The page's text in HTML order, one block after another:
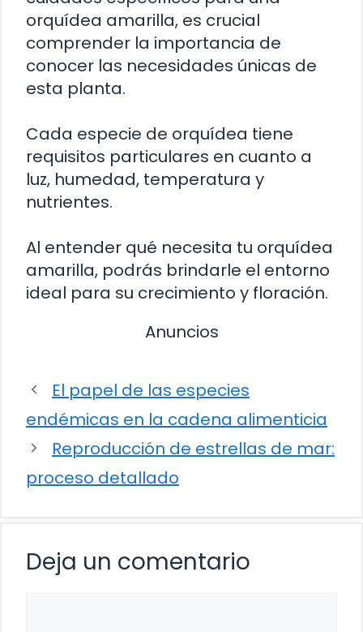
orquídea amarilla, es crucial
comprender la importancia de
conocer las necesidades únicas de
esta planta.
Cada especie de orquídea tiene
requisitos particulares en cuanto a
luz, humedad, temperatura y
nutrientes.
Al entender qué necesita tu orquídea
amarilla, podrás brindarle el entorno
ideal para su crecimiento y floración.
Anuncios
El papel de las especies
endémicas en la cadena alimenticia
Reproducción de estrellas de mar:
proceso detallado
Deja un comentario